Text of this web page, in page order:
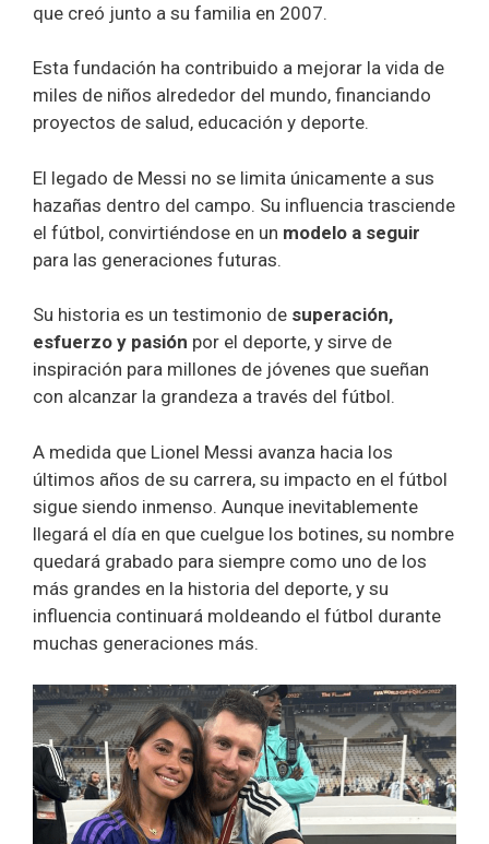
que creó junto a su familia en 2007.
Esta fundación ha contribuido a mejorar la vida de
miles de niños alrededor del mundo, financiando
proyectos de salud, educación y deporte.
El legado de Messi no se limita únicamente a sus
hazañas dentro del campo. Su influencia trasciende
el fútbol, convirtiéndose en un modelo a seguir
para las generaciones futuras.
Su historia es un testimonio de superación,
esfuerzo y pasión por el deporte, y sirve de
inspiración para millones de jóvenes que sueñan
con alcanzar la grandeza a través del fútbol.
A medida que Lionel Messi avanza hacia los
últimos años de su carrera, su impacto en el fútbol
sigue siendo inmenso. Aunque inevitablemente
llegará el día en que cuelgue los botines, su nombre
quedará grabado para siempre como uno de los
más grandes en la historia del deporte, y su
influencia continuará moldeando el fútbol durante
muchas generaciones más.